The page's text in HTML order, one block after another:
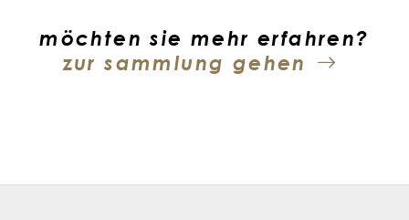
möchten sie mehr erfahren?
zur sammlung gehen